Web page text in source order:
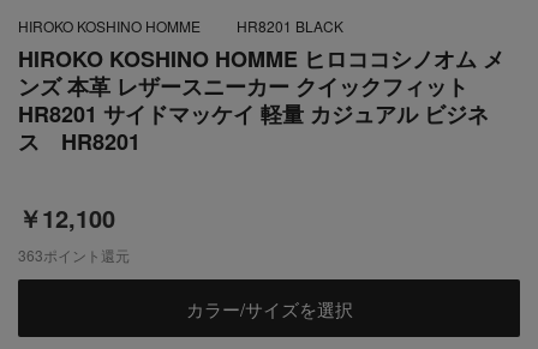
HIROKO KOSHINO HOMME ヒロココシノオム メ
ンズ 本革 レザースニーカー クイックフィット
HR8201 サイドマッケイ 軽量 カジュアル ビジネ
ス HR8201
￥12,100
HIROKO KOSHINO HOMME HR8201 BLACK
363ポイント還元
カラー/サイズを選択